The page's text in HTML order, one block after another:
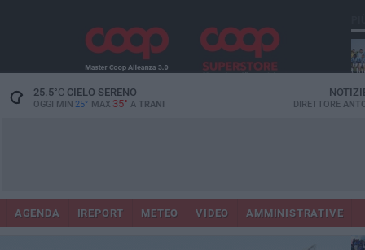
25.5°CCIELO SERENO
OGGI MIN 25° MAX 35° A TRANI DIRETTORE
AGENDA IREPORT METEO VIDEO AMMINISTRATIVE